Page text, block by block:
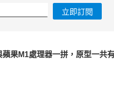
立即訂閱
果M1處理器一拼，原型一共